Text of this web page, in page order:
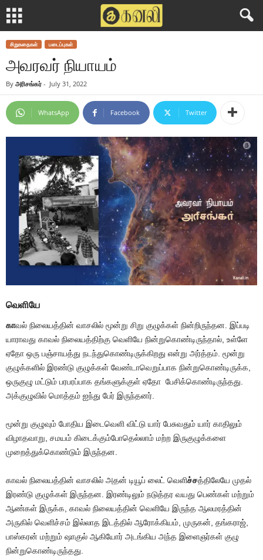
சிறுகதைகள் படைப்புகள்
அவரவர் நியாயம்
By அரிசங்கர் - July 31, 2022
WhatsApp Facebook Twitter
வெளியே
காவல் நிலையத்தின் வாசலில் மூன்று சிறு குழுக்கள் நின்றிருந்தன. இப்படி
யாராவது காவல் நிலையத்திற்கு வெளியே நின்றுகொண்டிருந்தால், உள்ளே
ஏதோ ஒரு பஞ்சாயத்து நடந்துகொண்டிருக்கிறது என்று அர்த்தம். மூன்று
குழுக்களில் இரண்டு குழுக்கள் வேண்டாவெறுப்பாக நின்றுகொண்டிருக்க,
ஒருகுழு மட்டும் பரபரப்பாக தங்களுக்குள் ஏதோ பேசிக்கொண்டிருந்தது.
அக்குழுவில் மொத்தம் ஐந்து பேர் இருந்தனர்.
மூன்று குழுவும் போதிய இடைவெளி விட்டு யார் பேசுவதும் யார் காதிலும்
விழாதவாறு, சமயம் கிடைக்கும்போதெல்லாம் மற்ற இருகுழுக்களை
முறைத்துக்கொண்டும் இருந்தன.
காவல் நிலையத்தின் வாசலில் அதன் டியூப் லைட் வெளிச்சத்திலேயே முதல்
இரண்டு குழுக்கள் இருந்தன. இரண்டிலும் நடுத்தர வயது பெண்கள் மற்றும்
ஆண்கள் இருக்க, காவல் நிலையத்தின் வெளியே இருந்த ஆலமரத்தின்
அருகில் வெளிச்சம் இல்லாத இடத்தில் ஆரோக்கியம், முருகன், தங்கராஜ்,
பாஸ்கரன் மற்றும் ஷாகுல் ஆகியோர் அடங்கிய அந்த இளைஞர்கள் குழு
நின்றுகொண்டிருந்தது.